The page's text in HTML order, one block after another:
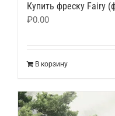
Купить фреску Fairy
₽0.00
В корзину